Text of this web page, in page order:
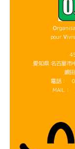
O
pourV
愛知県 名古屋市
嶋
電話：
MAIL：